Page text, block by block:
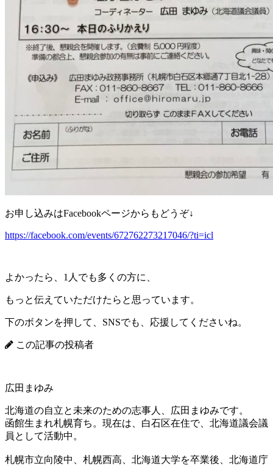
お申し込みはFacebookページからもどうぞ↓
https://facebook.com/events/672762273217046/?ti=icl
よかったら、1人でも多くの方に、
もっと伝えていただけたらと思っています。
下のボタンを押して、SNSでも、応援してくださいね。
この記事の投稿者
広田まゆみ
北海道の自立と未来のための志事人、広田まゆみです。
函館生まれ札幌育ち。現在は、白石区在住で、北海道議会議
員として活動中。
札幌市立向陵中、札幌西高、北海道大学を卒業後、北海道庁